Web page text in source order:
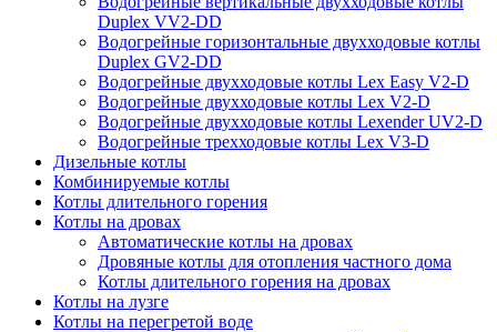
Duplex VV2-DD
Водогрейные горизонтальные двухходовые котлы
Duplex GV2-DD
Водогрейные двухходовые котлы Lex Easy V2-D
Водогрейные двухходовые котлы Lex V2-D
Водогрейные двухходовые котлы Lexender UV2-D
Водогрейные трехходовые котлы Lex V3-D
Дизельные котлы
Комбинируемые котлы
Котлы длительного горения
Котлы на дровах
Автоматические котлы на дровах
Дровяные котлы для отопления частного дома
Котлы длительного горения на дровах
Котлы на лузге
Котлы на перегретой воде